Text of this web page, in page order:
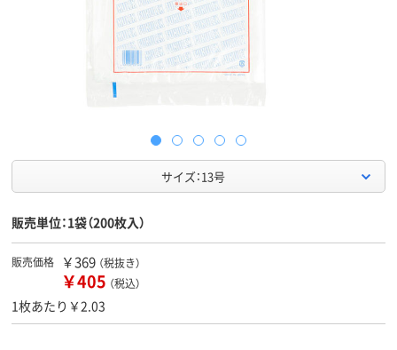
サイズ：13号
販売単位：1袋（200枚入）
販売価格 ￥369 （税抜き）
￥405 （税込）
1枚あたり￥2.03